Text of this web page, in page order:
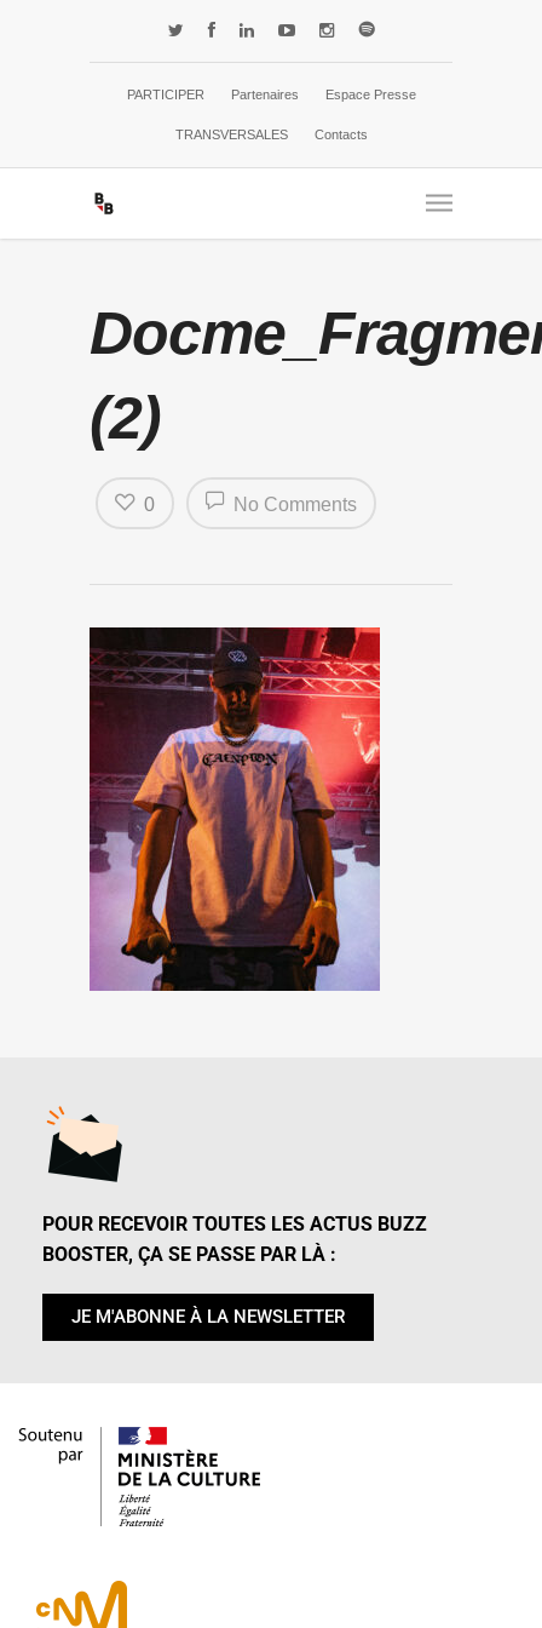
PARTICIPER Partenaires Espace Presse
TRANSVERSALES Contacts
(2)
No Comments
0
POUR RECEVOIR TOUTES LES ACTUS BUZZ
BOOSTER, ÇA SE PASSE PAR LÀ :
JE M'ABONNE À LA NEWSLETTER